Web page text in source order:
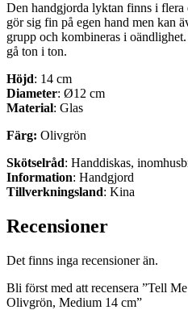
Den handgjorda lyktan finns i
gör sig fin på egen hand men kan
grupp och kombineras i
gå ton i ton.
Höjd: 14 cm
Diameter: Ø12 cm
Material: Glas
Färg: Olivgrön
Skötselråd: Handdiskas,
Information: Handgjord
Tillverkningsland: Kina
Recensioner
Det finns inga recensioner än.
Bli först med att recensera ”Tell
Olivgrön, Medium 14 cm”